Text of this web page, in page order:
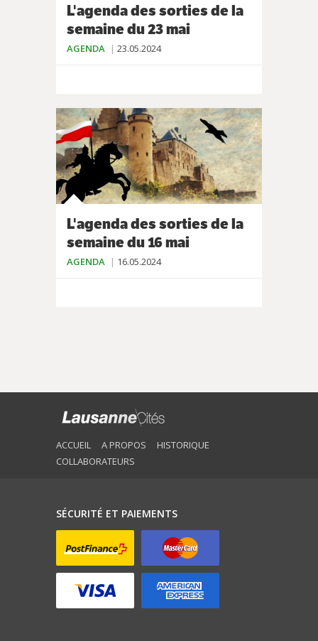
L'agenda des sorties de la
semaine du 23 mai
AGENDA 23.05.2024
L'agenda des sorties de la
semaine du 16 mai
AGENDA 16.05.2024
ACCUEIL A PROPOS
HISTORIQUE
COLLABORATEURS
SÉCURITÉ ET PAIEMENTS